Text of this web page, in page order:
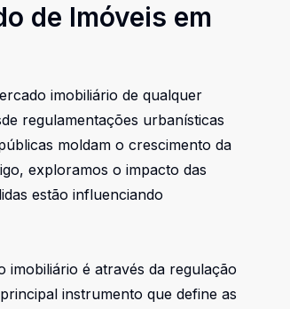
de Imóveis em
imobiliário de qualquer
regulamentações urbanísticas
moldam o crescimento da
exploramos o impacto das
estão influenciando
imobiliário é através da regulação
instrumento que define as